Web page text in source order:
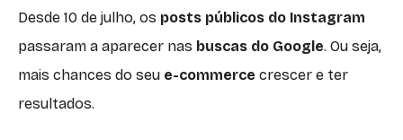
Desde 10 de julho, os posts públicos do Instagram
passaram a aparecer nas buscas do Google. Ou seja,
mais chances do seu e-commerce crescer e ter
resultados.